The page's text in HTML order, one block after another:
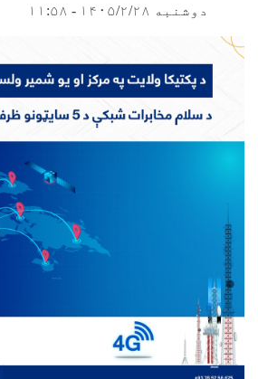
دوشنبه ۱۴۰۵/۲/۲۸ - ۱۱:۵۸